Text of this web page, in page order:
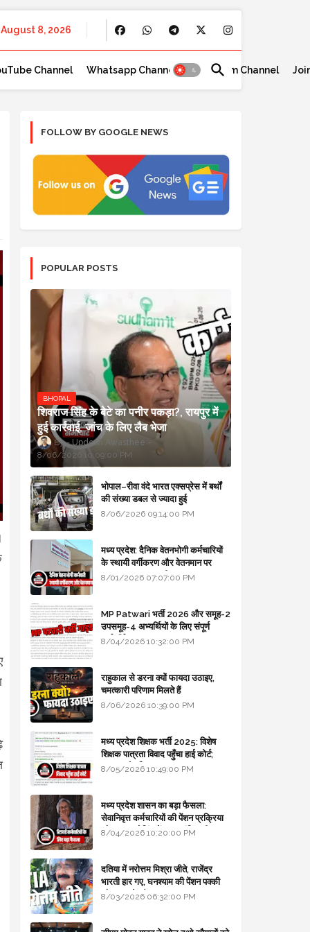
August 8, 2026
Channel Whatsapp Channel Telegram Channel
FOLLOW BY GOOGLE NEWS
POPULAR POSTS
BHOPAL
शिवराज सिंह के बेटे का पनीर पकड़ा?, रायपुर में
हुई कार्रवाई, जांच के लिए लैब भेजा
Updesh Awasthee
8/06/2026 10:09:00 PM
भोपाल–रीवा वंदे भारत एक्सप्रेस में बर्थों
की संख्या डबल से ज्यादा हुई
8/06/2026 09:14:00 PM
मध्य प्रदेश: दैनिक वेतनभोगी कर्मचारियों
के स्थायी वर्गीकरण और वेतनमान पर
सरकार का बड़ा स्पष्टीकरण
8/01/2026 07:07:00 PM
MP Patwari भर्ती 2026 और समूह-2
उपसमूह-4 अभ्यर्थियों के लिए संपूर्ण
मार्गदर्शिका
8/04/2026 10:32:00 PM
राहुकाल से डरना क्यों फायदा उठाइए,
चमत्कारी परिणाम मिलते हैं
8/06/2026 10:39:00 PM
मध्य प्रदेश शिक्षक भर्ती 2025: विशेष
शिक्षक पात्रता विवाद पहुँचा हाई कोर्ट;
सरकार से माँगा जवाब
8/05/2026 10:49:00 PM
मध्य प्रदेश शासन का बड़ा फैसला:
सेवानिवृत्त कर्मचारियों की पेंशन प्रक्रिया
और बजट कोडिंग में हुए क्रांतिकारी
8/04/2026 10:20:00 PM
दतिया में नरोत्तम मिश्रा जीते, राजेंद्र
भारती हार गए, घनश्याम की पेंशन पक्की
और आशुतोष बैक टू...
8/03/2026 06:32:00 PM